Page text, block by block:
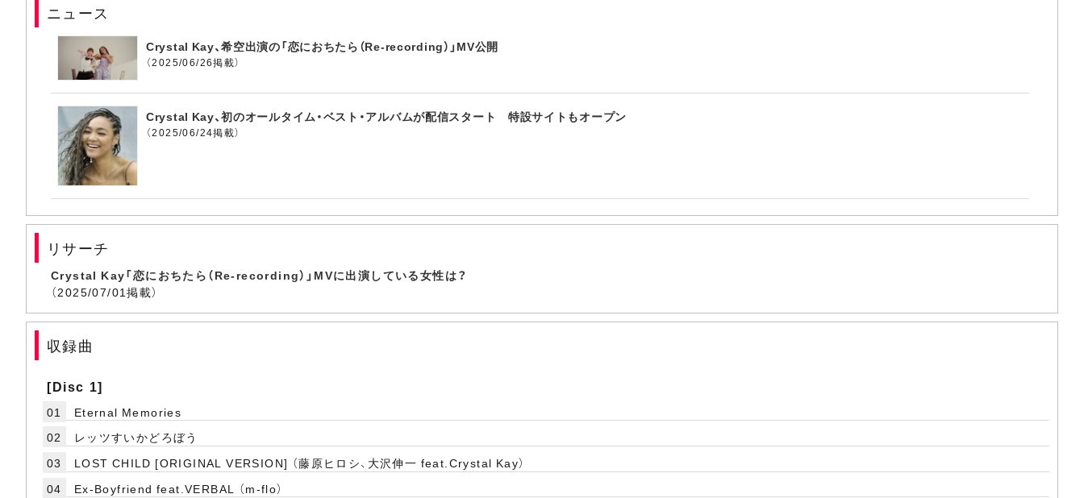
ニュース
Crystal Kay、希空出演の「恋におちたら（Re-recording）」MV公開
（2025/06/26掲載）
Crystal Kay、初のオールタイム・ベスト・アルバムが配信スタート 特設サイトもオープン
（2025/06/24掲載）
リサーチ
Crystal Kay「恋におちたら（Re-recording）」MVに出演している女性は？
（2025/07/01掲載）
収録曲
[Disc 1]
01
Eternal Memories
02
レッツすいかどろぼう
03
LOST CHILD [ORIGINAL VERSION] （藤原ヒロシ、大沢伸一 feat.Crystal Kay）
04
Ex-Boyfriend feat.VERBAL （m-flo）